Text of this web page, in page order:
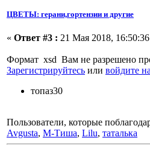
ЦВЕТЫ: герани,гортензии и другие
« Ответ #3 : 21 Мая 2018,
Формат xsd Вам не разрешено
Зарегистрируйтесь или войдите
топаз30
Пользователи, которые
Avgusta, М-Тиша, Lilu, таталька